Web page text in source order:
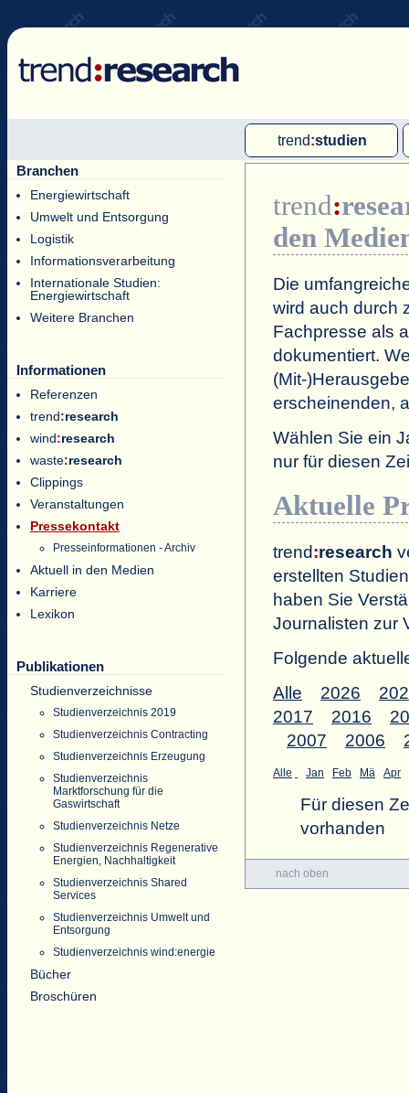
trend:studien
Single-Client-Studien
Internationale Markt Reports
Branchen
Energiewirtschaft
Umwelt und Entsorgung
Logistik
Informationsverarbeitung
Internationale Studien:
Energiewirtschaft
Weitere Branchen
Informationen
Referenzen
trend:research
wind:research
waste:research
Clippings
Veranstaltungen
Pressekontakt
Presseinformationen - Archiv
Aktuell in den Medien
Karriere
Lexikon
Publikationen
Studienverzeichnisse
Studienverzeichnis 2019
Studienverzeichnis Contracting
Studienverzeichnis Erzeugung
Studienverzeichnis
Marktforschung für die
Gaswirtschaft
Studienverzeichnis Netze
Studienverzeichnis Regenerative
Energien, Nachhaltigkeit
Studienverzeichnis Shared
Services
Studienverzeichnis Umwelt und
Entsorgung
Studienverzeichnis wind:energie
Bücher
Broschüren
trend:
den
Die
wird auch durch
Fachpresse als
dokumentiert.
(Mit-
erscheinenden,
Wählen Sie ein
nur für diesen
Aktuelle
trend:research
erstellten
haben Sie
Journalisten zur
Folgende
Alle
2026
2017
2016
2007
2006
Alle Jan Feb Mä Apr
Für diesen
vorhanden
nach oben